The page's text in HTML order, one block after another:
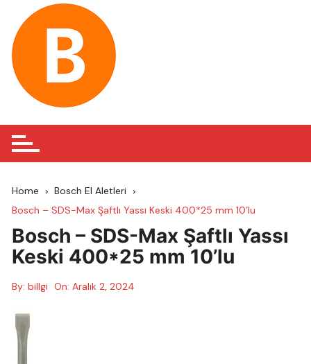
content
Home
Bosch El Aletleri
Bosch – SDS-Max Şaftlı Yassı Keski 400*25 mm 10’lu
Bosch – SDS-Max Şaftlı Yassı
Keski 400*25 mm 10’lu
By: billgi On:Aralık 2, 2024